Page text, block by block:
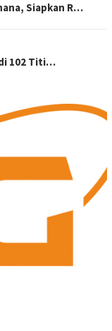
Siapkan R…
102 Titi…